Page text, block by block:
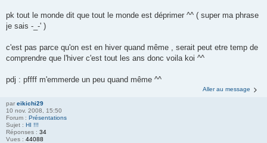
pk tout le monde dit que tout le monde est déprimer ^^ ( super ma phrase
je sais -_-' )
c'est pas parce qu'on est en hiver quand même , serait peut etre temp de
comprendre que l'hiver c'est tout les ans donc voila koi ^^
pdj : pffff m'emmerde un peu quand même ^^
Aller au message
par eikichi29
10 nov. 2008, 15:50
Forum : Présentations
Sujet : HI !!!
Réponses : 34
Vues : 44088